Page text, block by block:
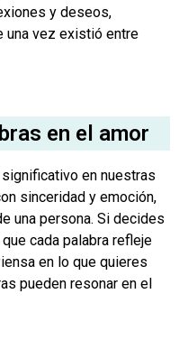
y deseos,
una vez existió entre
en el amor
en nuestras
sinceridad y emoción,
una persona. Si decides
cada palabra refleje
en lo que quieres
pueden resonar en el